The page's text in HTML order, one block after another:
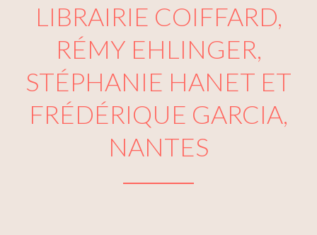
LIBRAIRIE COIFFARD,
RÉMY EHLINGER,
STÉPHANIE HANET ET
FRÉDÉRIQUE GARCIA,
NANTES